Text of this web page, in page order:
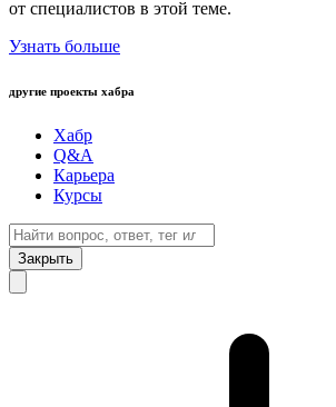
от специалистов в этой теме.
Узнать больше
другие проекты хабра
Хабр
Q&A
Карьера
Курсы
Закрыть